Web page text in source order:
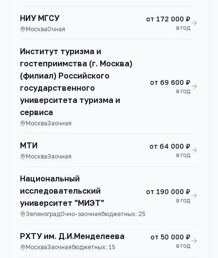
НИУ МГСУ
МоскваОчная
от 172 000 ₽
в год
Институт туризма и
гостеприимства (г. Москва)
(филиал) Российского
государственного
университета туризма и
сервиса
МоскваЗаочная
от 69 600 ₽
в год
МТИ
МоскваЗаочная
от 64 000 ₽
в год
Национальный
исследовательский
университет "МИЭТ"
ЗеленоградОчно-заочнаябюджетных: 25
от 190 000 ₽
в год
РХТУ им. Д.И.Менделеева
МоскваЗаочнаябюджетных: 15
от 50 000 ₽
в год